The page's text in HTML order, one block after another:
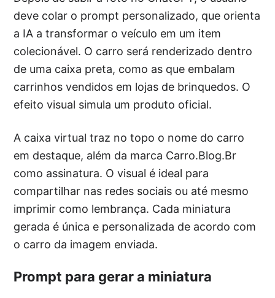
deve colar o prompt personalizado, que orienta
a IA a transformar o veículo em um item
colecionável. O carro será renderizado dentro
de uma caixa preta, como as que embalam
carrinhos vendidos em lojas de brinquedos. O
efeito visual simula um produto oficial.
A caixa virtual traz no topo o nome do carro
em destaque, além da marca Carro.Blog.Br
como assinatura. O visual é ideal para
compartilhar nas redes sociais ou até mesmo
imprimir como lembrança. Cada miniatura
gerada é única e personalizada de acordo com
o carro da imagem enviada.
Prompt para gerar a miniatura